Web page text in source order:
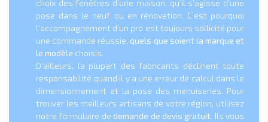
choix des fenêtres d’une maison, qu’il s’agisse d’une
pose dans le neuf ou en rénovation. C’est pourquoi
l’accompagnement d’un pro est toujours sollicité pour
une commande réussie, quels que soient la marque et
le modèle choisis.
D’ailleurs, la plupart des fabricants déclinent toute
responsabilité quand il y a une erreur de calcul dans le
dimensionnement et la pose des menuiseries. Pour
trouver les meilleurs artisans de votre région, utilisez
notre formulaire de demande de devis gratuit. Ils vous